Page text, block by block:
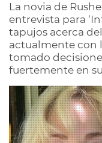
La novia de
entrevista para
tapujos acerca
actualmente con
tomado
fuertemente en